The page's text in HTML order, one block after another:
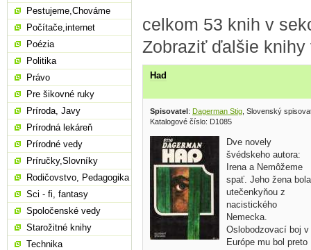
celkom 53 knih v
Zobraziť ďalšie
Had
Spisovatel: Dagerman Stig , Slovenský
Katalogové číslo: D1085
Dve novely
švédskeho autora:
Irena a Nemôžeme
spať. Jeho žena bola
utečenkyňou z
nacistického
Nemecka.
Oslobodzovací boj v
Európe mu bol preto
Pestujeme,Chováme
Počítače,internet
Poézia
Politika
Právo
Pre šikovné ruky
Príroda, Javy
Prírodná lekáreň
Prírodné vedy
Príručky,Slovníky
Rodičovstvo, Pedagogika
Sci - fi, fantasy
Spoločenské vedy
Starožitné knihy
Technika